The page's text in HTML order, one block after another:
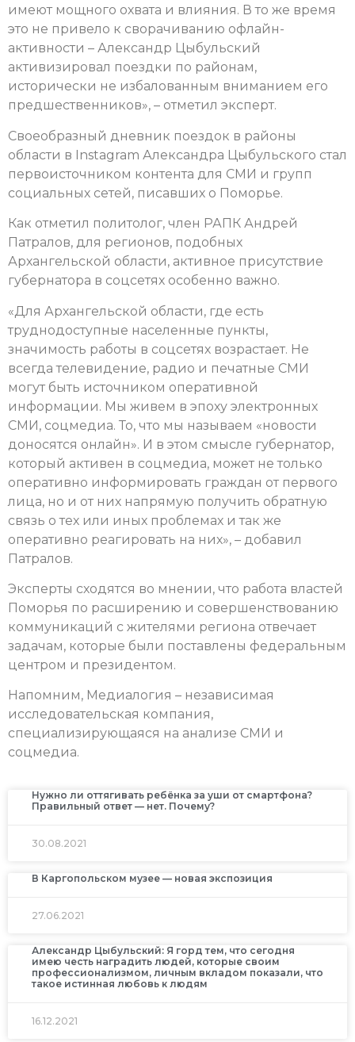
имеют мощного охвата и влияния. В то же время
это не привело к сворачиванию офлайн-
активности – Александр Цыбульский
активизировал поездки по районам,
исторически не избалованным вниманием его
предшественников», – отметил эксперт.
Своеобразный дневник поездок в районы
области в Instagram Александра Цыбульского стал
первоисточником контента для СМИ и групп
социальных сетей, писавших о Поморье.
Как отметил политолог, член РАПК Андрей
Патралов, для регионов, подобных
Архангельской области, активное присутствие
губернатора в соцсетях особенно важно.
«Для Архангельской области, где есть
труднодоступные населенные пункты,
значимость работы в соцсетях возрастает. Не
всегда телевидение, радио и печатные СМИ
могут быть источником оперативной
информации. Мы живем в эпоху электронных
СМИ, соцмедиа. То, что мы называем «новости
доносятся онлайн». И в этом смысле губернатор,
который активен в соцмедиа, может не только
оперативно информировать граждан от первого
лица, но и от них напрямую получить обратную
связь о тех или иных проблемах и так же
оперативно реагировать на них», – добавил
Патралов.
Эксперты сходятся во мнении, что работа властей
Поморья по расширению и совершенствованию
коммуникаций с жителями региона отвечает
задачам, которые были поставлены федеральным
центром и президентом.
Напомним, Медиалогия – независимая
исследовательская компания,
специализирующаяся на анализе СМИ и
соцмедиа.
Нужно ли оттягивать ребёнка за уши от смартфона?
Правильный ответ — нет. Почему?
30.08.2021
В Каргопольском музее — новая экспозиция
27.06.2021
Александр Цыбульский: Я горд тем, что сегодня
имею честь наградить людей, которые своим
профессионализмом, личным вкладом показали, что
такое истинная любовь к людям
16.12.2021